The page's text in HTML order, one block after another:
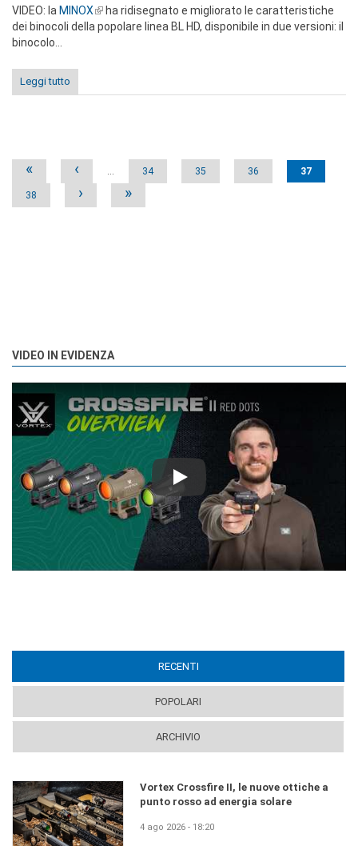
VIDEO: la MINOX(link is external)
ha ridisegnato e migliorato le caratteristiche
dei binocoli della popolare linea BL HD, disponibile in due versioni: il
binocolo...
Leggi tutto
Pages
« ‹ … 34 35 36 37
38 › »
VIDEO IN EVIDENZA
Play
RECENTI
POPOLARI
ARCHIVIO
Vortex Crossfire II, le nuove ottiche a
punto rosso ad energia solare
4 ago 2026 - 18:20